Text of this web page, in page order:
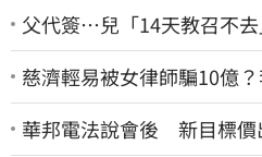
父代簽…兒「14天教召不
慈濟輕易被女律師騙10億
華邦電法說會後 新目標價